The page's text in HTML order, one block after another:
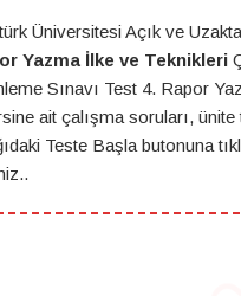
Üniversitesi Açık ve
Yazma İlke ve Teknikleri
Sınavı Test 4. Rapor
ait çalışma soruları, ünite
Teste Başla butonuna